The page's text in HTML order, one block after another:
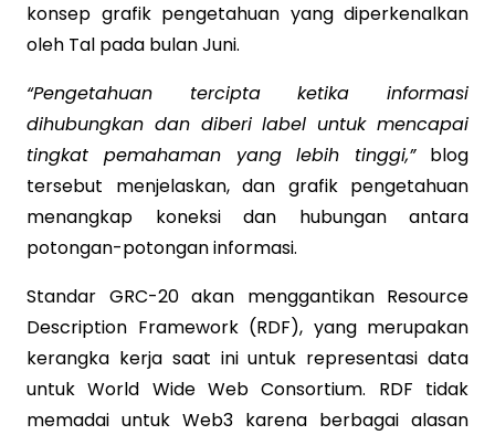
konsep grafik pengetahuan yang diperkenalkan
oleh Tal pada bulan Juni.
“Pengetahuan tercipta ketika informasi
dihubungkan dan diberi label untuk mencapai
tingkat pemahaman yang lebih tinggi,”blog
tersebut menjelaskan, dan grafik pengetahuan
menangkap koneksi dan hubungan antara
potongan-potongan informasi.
Standar GRC-20 akan menggantikan Resource
Description Framework (RDF), yang merupakan
kerangka kerja saat ini untuk representasi data
untuk World Wide Web Consortium. RDF tidak
memadai untuk Web3 karena berbagai alasan